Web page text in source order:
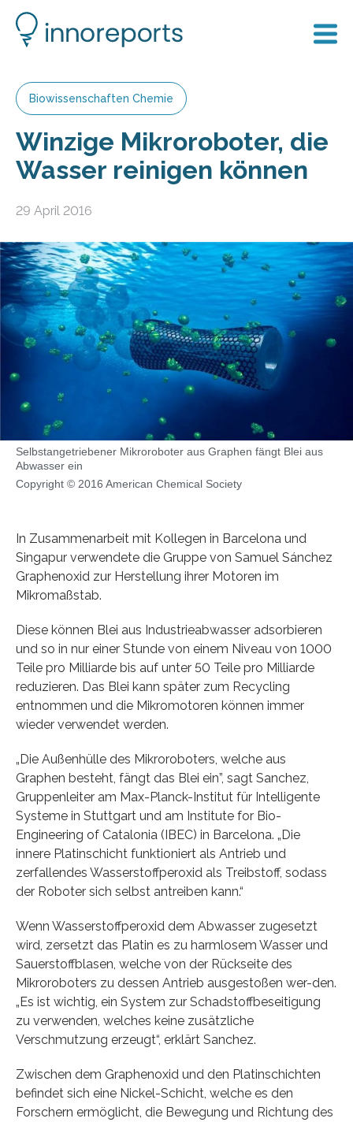
Biowissenschaften Chemie
Winzige Mikroroboter, die
Wasser reinigen können
29 April 2016
Selbstangetriebener Mikroroboter aus Graphen fängt Blei aus
Abwasser ein
Copyright © 2016 American Chemical Society
In Zusammenarbeit mit Kollegen in Barcelona und
Singapur verwendete die Gruppe von Samuel Sánchez
Graphenoxid zur Herstellung ihrer Motoren im
Mikromaßstab.
Diese können Blei aus Industrieabwasser adsorbieren
und so in nur einer Stunde von einem Niveau von 1000
Teile pro Milliarde bis auf unter 50 Teile pro Milliarde
reduzieren. Das Blei kann später zum Recycling
entnommen und die Mikromotoren können immer
wieder verwendet werden.
„Die Außenhülle des Mikroroboters, welche aus
Graphen besteht, fängt das Blei ein”, sagt Sanchez,
Gruppenleiter am Max-Planck-Institut für Intelligente
Systeme in Stuttgart und am Institute for Bio-
Engineering of Catalonia (IBEC) in Barcelona. „Die
innere Platinschicht funktioniert als Antrieb und
zerfallendes Wasserstoffperoxid als Treibstoff, sodass
der Roboter sich selbst antreiben kann.“
Wenn Wasserstoffperoxid dem Abwasser zugesetzt
wird, zersetzt das Platin es zu harmlosem Wasser und
Sauerstoffblasen, welche von der Rückseite des
Mikroroboters zu dessen Antrieb ausgestoßen wer-den.
„Es ist wichtig, ein System zur Schadstoffbeseitigung
zu verwenden, welches keine zusätzliche
Verschmutzung erzeugt“, erklärt Sanchez.
Zwischen dem Graphenoxid und den Platinschichten
befindet sich eine Nickel-Schicht, welche es den
Forschern ermöglicht, die Bewegung und Richtung des